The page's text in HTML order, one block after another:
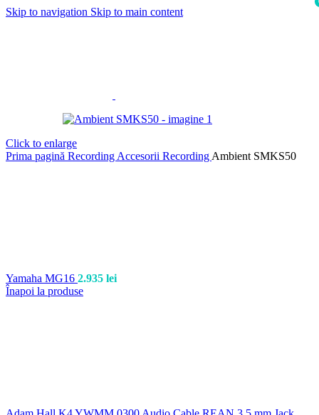
Skip to navigation Skip to main content
Click to enlarge
Prima pagină Recording Accesorii Recording Ambient SMKS50
Yamaha MG16 2.935 lei
Înapoi la produse